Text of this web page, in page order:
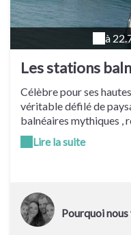
à
Les stations
d'Albâtre
Célèbre pour ses
véritable défilé de
balnéaires mythiques ,
Belle-Époque et de la
Veules-les-Roses, de la
mer. Traversée par la
France, le village est un
bordées de
Lire la suite
Pourquoi